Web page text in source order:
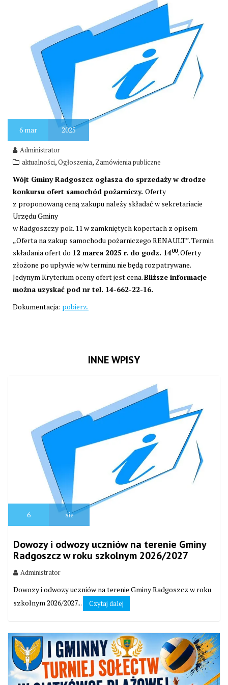
6 mar 2025
Administrator
aktualności,Ogłoszenia, Zamówienia publiczne
Wójt Gminy Radgoszcz ogłasza do sprzedaży w drodze
konkursu ofert samochód pożarniczy. Oferty
z proponowaną ceną zakupu należy składać w sekretariacie
Urzędu Gminy
w Radgoszczy pok. 11 w zamkniętych kopertach z opisem
„Oferta na zakup samochodu pożarniczego RENAULT”. Termin
składania ofert do 12 marca 2025 r. do godz. 1400. Oferty
złożone po upływie w/w terminu nie będą rozpatrywane.
Jedynym Kryterium oceny ofert jest cena.Bliższe informacje
można uzyskać pod nr tel. 14-662-22-16.
Dokumentacja: pobierz.
INNE WPISY
6 sie
Dowozy i odwozy uczniów na terenie Gminy
Radgoszcz w roku szkolnym 2026/2027
Administrator
Dowozy i odwozy uczniów na terenie Gminy Radgoszcz w roku
szkolnym 2026/2027...
Czytaj dalej